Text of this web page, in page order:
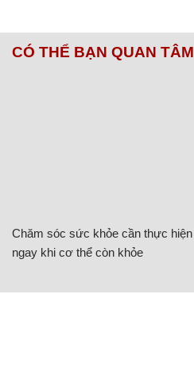
CÓ THỂ BẠN QUAN TÂM
Chăm sóc sức khỏe cần thực hiện
ngay khi cơ thể còn khỏe